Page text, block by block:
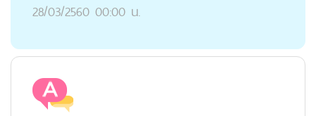
28/03/2560 00:00 น.